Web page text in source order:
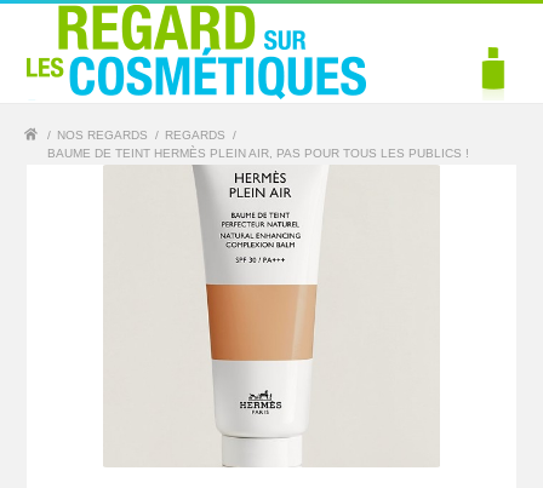
/ NOS REGARDS / REGARDS
/
BAUME DE TEINT HERMÈS PLEIN AIR, PAS POUR TOUS LES PUBLICS !